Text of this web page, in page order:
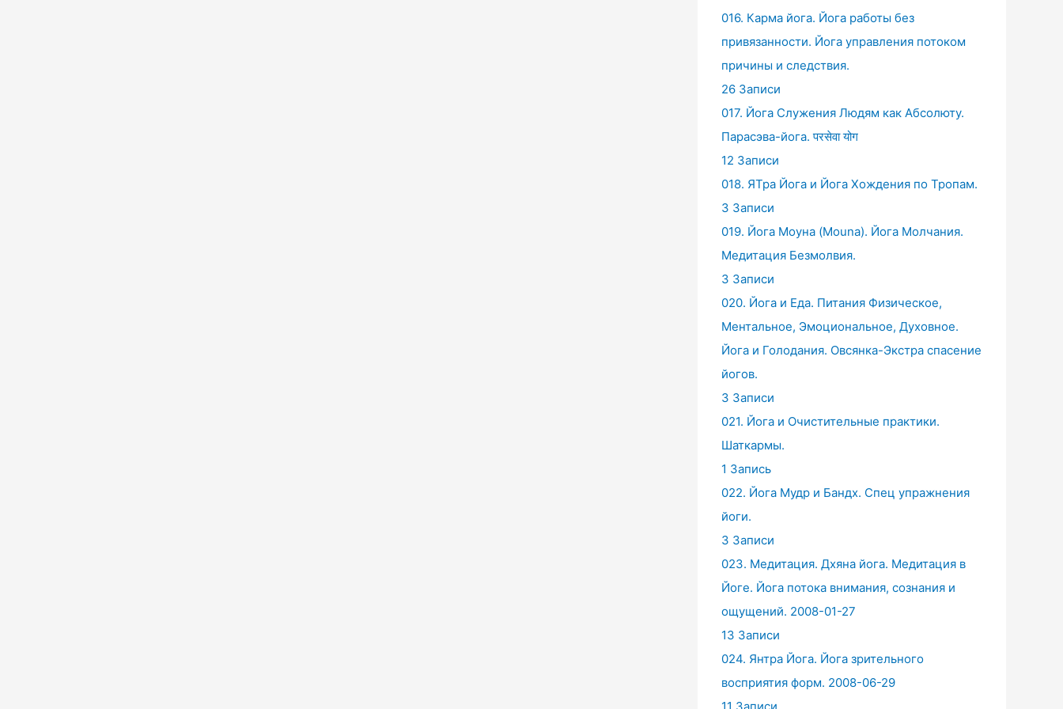
016. Карма йога. Йога работы без
привязанности. Йога управления потоком
причины и следствия.
26 Записи
017. Йога Служения Людям как Абсолюту.
Парасэва-йога. परसेवा योग
12 Записи
018. ЯТра Йога и Йога Хождения по Тропам.
3 Записи
019. Йога Моуна (Mouna). Йога Молчания.
Медитация Безмолвия.
3 Записи
020. Йога и Еда. Питания Физическое,
Ментальное, Эмоциональное, Духовное.
Йога и Голодания. Овсянка-Экстра спасение
йогов.
3 Записи
021. Йога и Очистительные практики.
Шаткармы.
1 Запись
022. Йога Мудр и Бандх. Спец упражнения
йоги.
3 Записи
023. Медитация. Дхяна йога. Медитация в
Йоге. Йога потока внимания, сознания и
ощущений. 2008-01-27
13 Записи
024. Янтра Йога. Йога зрительного
восприятия форм. 2008-06-29